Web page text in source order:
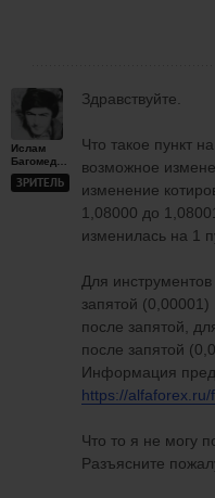
Ислам
ЗРИТЕЛЬ
Здравствуйте.
Что такое пункт
возможное
изменение
1,08000 до
изменилась на 1
Для
запятой (0,00001)
после запятой,
после запятой
Информация
https://
Что то я не могу
Разъясните